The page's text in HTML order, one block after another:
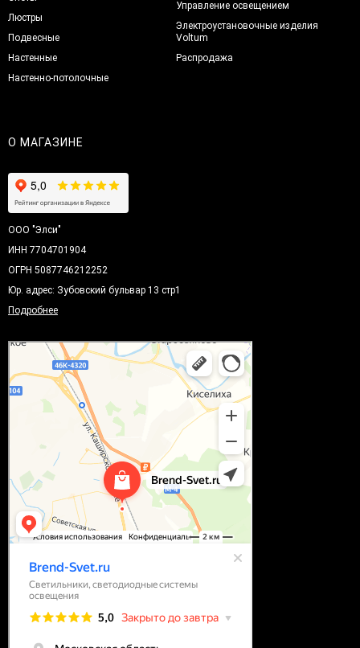
Люстры
Подвесные
Настенные
Настенно-потолочные
Управление освещением
Электроустановочные изделия
Voltum
Распродажа
О МАГАЗИНЕ
ООО "Элси"
ИНН 7704701904
ОГРН 5087746212252
Юр. адрес: Зубовский бульвар 13 стр1
Подробнее